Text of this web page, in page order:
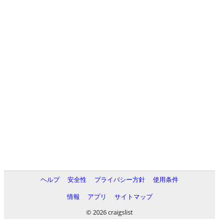
ヘルプ 安全性 プライバシー方針
使用条件
情報
アプリ
サイトマップ
© 2026 craigslist